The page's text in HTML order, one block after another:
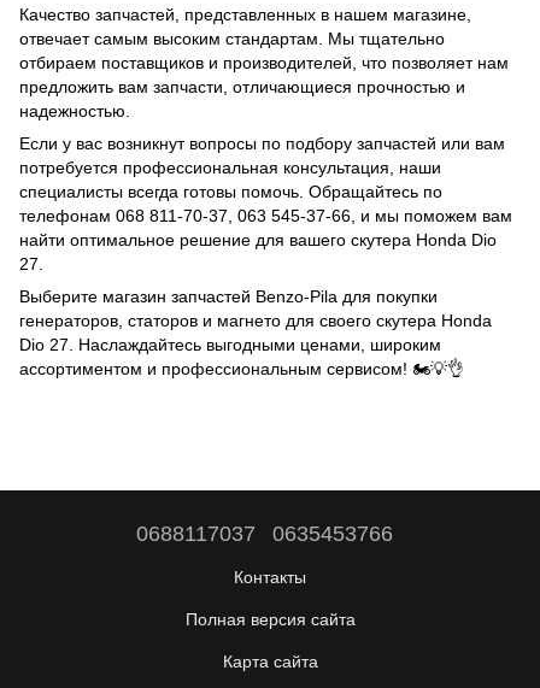
Качество запчастей, представленных в нашем магазине,
отвечает самым высоким стандартам. Мы тщательно
отбираем поставщиков и производителей, что позволяет нам
предложить вам запчасти, отличающиеся прочностью и
надежностью.
Если у вас возникнут вопросы по подбору запчастей или вам
потребуется профессиональная консультация, наши
специалисты всегда готовы помочь. Обращайтесь по
телефонам 068 811-70-37, 063 545-37-66, и мы поможем вам
найти оптимальное решение для вашего скутера Honda Dio
27.
Выберите магазин запчастей Benzo-Pila для покупки
генераторов, статоров и магнето для своего скутера Honda
Dio 27. Наслаждайтесь выгодными ценами, широким
ассортиментом и профессиональным сервисом! 🏍️💡👌
0688117037 0635453766
Контакты
Полная версия сайта
Карта сайта